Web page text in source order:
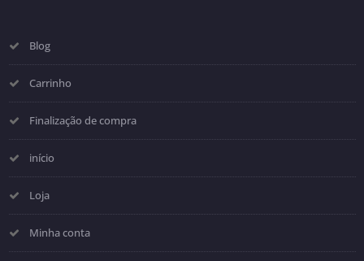
Blog
Carrinho
Finalização de compra
início
Loja
Minha conta